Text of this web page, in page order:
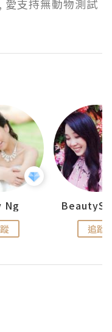
愛支持無動物測試
Ng
追蹤